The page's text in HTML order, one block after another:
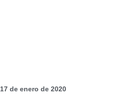
17 de enero de 2020